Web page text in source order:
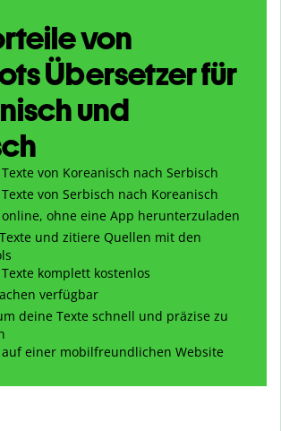
von
Übersetzer für
und
von Koreanisch nach Serbisch
von Serbisch nach Koreanisch
online, ohne eine App herunterzuladen
und zitiere Quellen mit den
komplett kostenlos
verfügbar
deine Texte schnell und präzise zu
auf einer mobilfreundlichen Website